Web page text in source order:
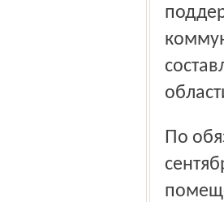
По обязательствам Российской Федерации в январе –